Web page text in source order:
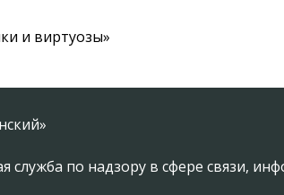
и виртуозы»
по надзору в сфере связи,